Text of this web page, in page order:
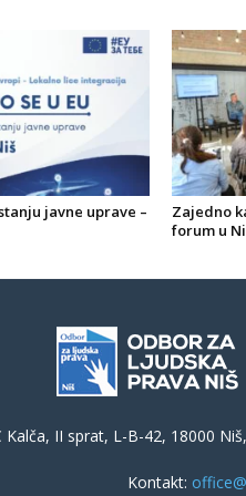
javne uprave –
Zajedno
forum u
Kalča, II sprat, L-B-42, 18000
Kontakt: